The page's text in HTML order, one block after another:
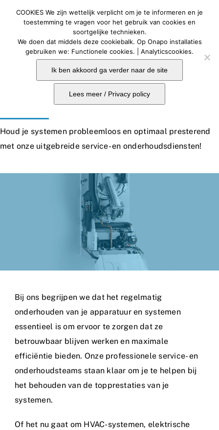
Home
Onaposhop
Service en onderhoud
Houd je systemen probleemloos en optimaal presterend
met onze uitgebreide service- en onderhoudsdiensten!
Bij ons begrijpen we dat het regelmatig
onderhouden van je apparatuur en systemen
essentieel is om ervoor te zorgen dat ze
betrouwbaar blijven werken en maximale
efficiëntie bieden. Onze professionele service- en
onderhoudsteams staan klaar om je te helpen bij
het behouden van de topprestaties van je
systemen.
Of het nu gaat om HVAC-systemen, elektrische
COOKIES We zijn wettelijk verplicht om je te informeren en je
toestemming te vragen voor het gebruik van cookies en
soortgelijke technieken.
We doen dat middels deze cookiebalk. Op Onapo installaties
gebruiken we: Functionele cookies. | Analyticscookies.
Ik ben akkoord ga verder naar de site
Lees meer / Privacy policy